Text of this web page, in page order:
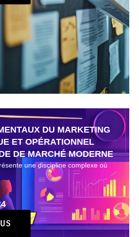
DU MARKETING
ET OPÉRATIONNEL
DE MARCHÉ MODERNE
une discipline complexe où